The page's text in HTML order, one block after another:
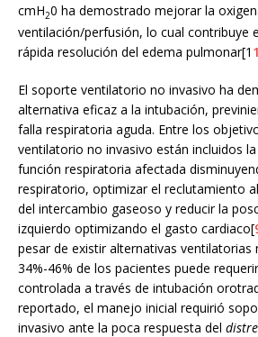
cmH20 ha demostrado mejorar la
ventilación/perfusión, lo cual contribuye
rápida resolución del edema pulmonar[1 1
El soporte ventilatorio no invasivo ha
alternativa eficaz a la intubación,
falla respiratoria aguda. Entre los
ventilatorio no invasivo están incluidos
función respiratoria afectada
respiratorio, optimizar el reclutamiento
del intercambio gaseoso y reducir la
izquierdo optimizando el gasto cardiaco[
pesar de existir alternativas ventilatorias
34%-46% de los pacientes puede
controlada a través de intubación
reportado, el manejo inicial requirió
invasivo ante la poca respuesta del